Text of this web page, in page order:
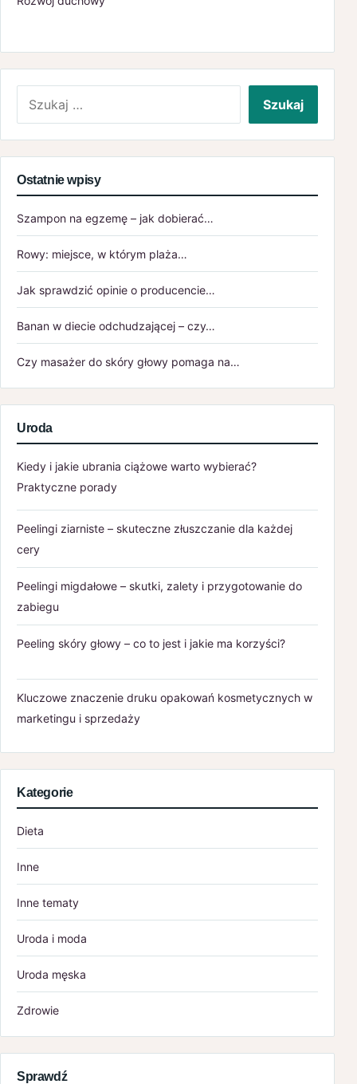
Ostatnie wpisy
Szampon na egzemę – jak dobierać…
Rowy: miejsce, w którym plaża…
Jak sprawdzić opinie o producencie…
Banan w diecie odchudzającej – czy…
Czy masażer do skóry głowy pomaga na…
Uroda
Kiedy i jakie ubrania ciążowe warto wybierać?
Praktyczne porady
Peelingi ziarniste – skuteczne złuszczanie dla każdej
cery
Peelingi migdałowe – skutki, zalety i przygotowanie do
zabiegu
Peeling skóry głowy – co to jest i jakie ma korzyści?
Kluczowe znaczenie druku opakowań kosmetycznych w
marketingu i sprzedaży
Kategorie
Dieta
Inne
Inne tematy
Uroda i moda
Uroda męska
Zdrowie
Sprawdź